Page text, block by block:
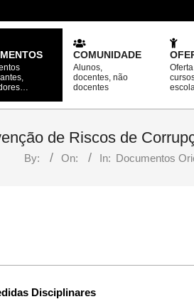
COMUNIDADE
Alunos,
docentes, não
docentes
Oferta
de Riscos de
By: On: In: Documentos
Disciplinares